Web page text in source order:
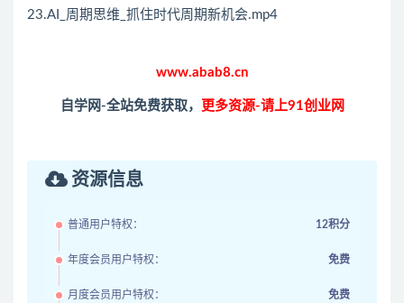
23.AI_周期思维_抓住时代周期新机会.mp4
www.abab8.cn
自学网-全站免费获取， 更多资源-请上91创业网
资源信息
普通用户特权： 12积分
年度会员用户特权： 免费
月度会员用户特权： 免费